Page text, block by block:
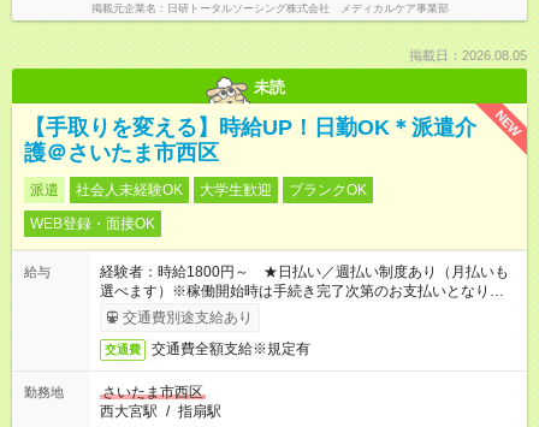
掲載元企業名 日研トータルソーシング株式会社 メディカルケア事業部
掲載日：2026.08.05
未読
NEW
【手取りを変える】時給UP！日勤OK＊派遣介
護＠さいたま市西区
派遣 社会人未経験OK 大学生歓迎
ブランクOK
WEB登録・面接OK
給与
経験者：時給1800円～ ★日払い／週払い制度あり（月払いも
選べます）※稼働開始時は手続き完了次第のお支払いとなりま
す。交通費別途支給あり
交通費 交通費全額支給※規定有
勤務地
さいたま市西区
西大宮駅 / 指扇駅